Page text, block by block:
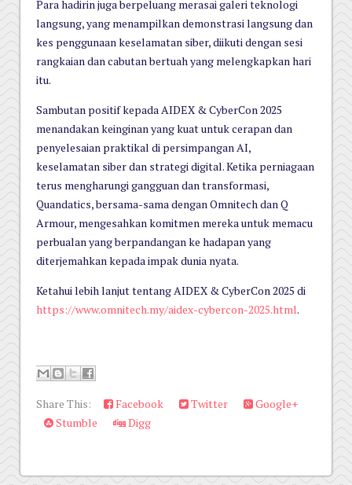
Para hadirin juga berpeluang merasai galeri teknologi
langsung, yang menampilkan demonstrasi langsung dan
kes penggunaan keselamatan siber, diikuti dengan sesi
rangkaian dan cabutan bertuah yang melengkapkan hari
itu.
Sambutan positif kepada AIDEX & CyberCon 2025
menandakan keinginan yang kuat untuk cerapan dan
penyelesaian praktikal di persimpangan AI,
keselamatan siber dan strategi digital. Ketika perniagaan
terus mengharungi gangguan dan transformasi,
Quandatics, bersama-sama dengan Omnitech dan Q
Armour, mengesahkan komitmen mereka untuk memacu
perbualan yang berpandangan ke hadapan yang
diterjemahkan kepada impak dunia nyata.
Ketahui lebih lanjut tentang AIDEX & CyberCon 2025 di
https://www.omnitech.my/aidex-cybercon-2025.html.
Share This: Facebook Twitter
Google+
Stumble
Digg